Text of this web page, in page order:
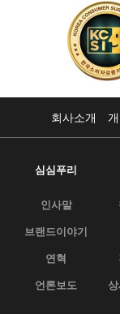
회사소개
심심푸리
인사말
브랜드이야기
연혁
언론보도